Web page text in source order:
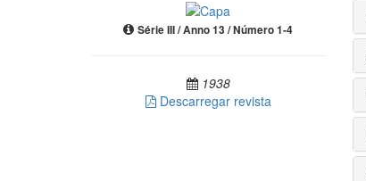
Série III / Anno 13 / Número 1-4
1938
Descarregar revista